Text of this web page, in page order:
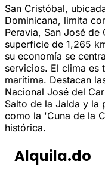
San Cristóbal,
Dominicana, limita
Peravia, San José de
superficie de 1,265
su economía se
servicios. El clima es
marítima. Destacan
Nacional José del
Salto de la Jalda y la
como la 'Cuna de la
histórica.
Alquila.do